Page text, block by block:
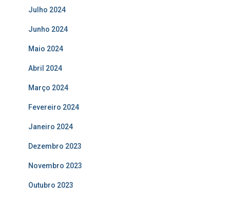
Julho 2024
Junho 2024
Maio 2024
Abril 2024
Março 2024
Fevereiro 2024
Janeiro 2024
Dezembro 2023
Novembro 2023
Outubro 2023